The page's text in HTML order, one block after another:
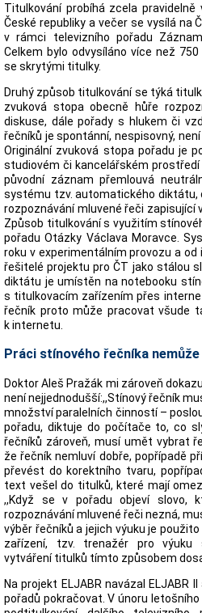
Titulkování probíhá zcela
České republiky a večer se vysílá na
v rámci televizního pořadu
Celkem bylo odvysíláno více než
se skrytými titulky.
Druhý způsob titulkování se týká
zvuková stopa obecně hůře
diskuse, dále pořady s hlukem či
řečníků je spontánní, nespisovný,
Originální zvuková stopa pořadu je
studiovém či kancelářském
původní záznam přemlouvá
systému tzv. automatického
rozpoznávání mluvené řeči zapisující
Způsob titulkování s využitím
pořadu Otázky Václava Moravce.
roku v experimentálním provozu a
řešitelé projektu pro ČT jako stálou
diktátu je umístěn na notebooku
s titulkovacím zařízením přes
řečník proto může pracovat všude
k internetu.
Práci stínového řečníka
Doktor Aleš Pražák mi zároveň
není nejjednodušší:,,Stínový řečník
množství paralelních činností –
pořadu, diktuje do počítače to, co
řečníků zároveň, musí umět vybrat
že řečník nemluví dobře, popřípadě
převést do korektního tvaru,
text vešel do titulků, které mají
,,Když se v pořadu objeví slovo,
rozpoznávání mluvené řeči nezná,
výběr řečníků a jejich výuku je
zařízení, tzv. trenažér pro výuku
vytváření titulků tímto způsobem
Na projekt ELJABR navázal ELJABR
pořadů pokračovat. V únoru